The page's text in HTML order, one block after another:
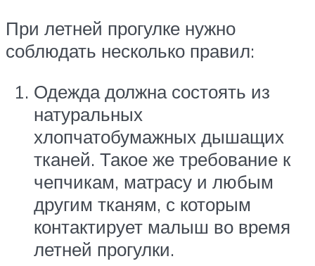
При летней прогулке нужно
соблюдать несколько правил:
Одежда должна состоять из
натуральных
хлопчатобумажных дышащих
тканей. Такое же требование к
чепчикам, матрасу и любым
другим тканям, с которым
контактирует малыш во время
летней прогулки.